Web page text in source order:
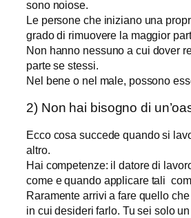
sono noiose.
Le persone che iniziano una
grado di rimuovere la maggior
Non hanno nessuno a cui dover
parte se stessi.
Nel bene o nel male, possono
2) Non hai bisogno di
Ecco cosa succede quando si
altro.
Hai competenze: il datore di
come e quando applicare tali
Raramente arrivi a fare quello
in cui desideri farlo. Tu sei solo